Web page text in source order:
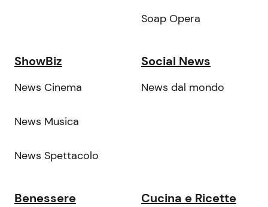
Soap Opera
ShowBiz
News Cinema
News Musica
News Spettacolo
Social News
News dal mondo
Benessere Cucina e Ricette